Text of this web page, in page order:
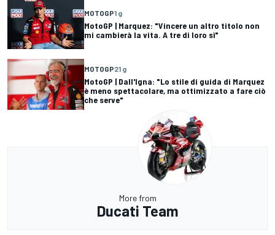
MOTOGP1 g
MotoGP | Marquez: "Vincere un altro titolo non
mi cambierà la vita. A tre di loro sì"
MOTOGP21 g
MotoGP | Dall'Igna: "Lo stile di guida di Marquez
è meno spettacolare, ma ottimizzato a fare ciò
che serve"
More from
Ducati Team